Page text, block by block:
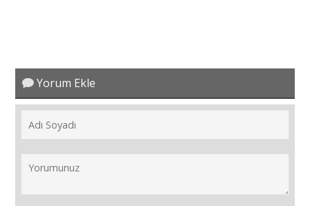
Eğitim
Dosya Haber
Yorum Ekle